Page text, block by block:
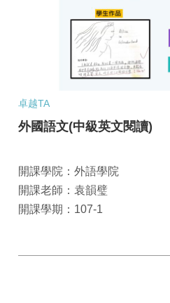
卓越TA
外國語文(中級英文閱讀)
開課學院：外語學院
開課老師：袁韻璧
開課學期：107-1